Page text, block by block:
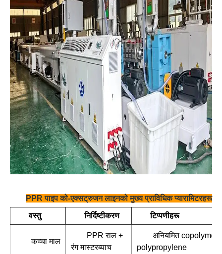
PPR पाइप को-एक्सट्रुजन लाइनको मुख्य प्राविधिक प्यारामिटरहरू
वस्तु निर्दिष्टीकरण टिप्पणीहरू
कच्चा माल
PPR राल +
रंग मास्टरब्याच
अनियमित copolymer
polypropylene